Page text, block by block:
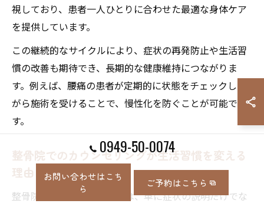
視しており、患者一人ひとりに合わせた最適な身体ケア
を提供しています。
この継続的なサイクルにより、症状の再発防止や生活習
慣の改善も期待でき、長期的な健康維持につながりま
す。例えば、腰痛の患者が定期的に状態をチェックしな
がら施術を受けることで、慢性化を防ぐことが可能で
す。
整骨院でのカウンセリングが生活習慣を変える
理由
整骨院でのカウンセリングは、単に症状の説明だけでな
0949-50-0074
お問い合わせはこち
ら
ご予約はこちら